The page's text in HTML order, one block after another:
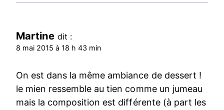
Martine dit :
8 mai 2015 à 18 h 43 min
On est dans la même ambiance de dessert !
le mien ressemble au tien comme un jumeau
mais la composition est différente (à part les